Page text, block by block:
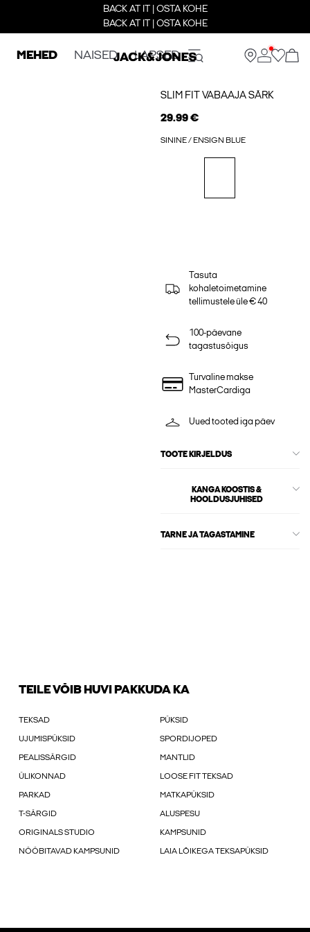
BACK AT IT | OSTA KOHE
BACK AT IT | OSTA KOHE
MEHED NAISED LAPSED
SLIM FIT VABAAJA SÄRK
29.99 €
SININE / ENSIGN BLUE
Tasuta
kohaletoimetamine
tellimustele üle € 40
100-päevane
tagastusõigus
Turvaline makse
MasterCardiga
Uued tooted iga päev
TOOTE KIRJELDUS
KANGA KOOSTIS &
HOOLDUSJUHISED
TARNE JA TAGASTAMINE
TEILE VÕIB HUVI PAKKUDA KA
TEKSAD PÜKSID
UJUMISPÜKSID SPORDIJOPED
PEALISSÄRGID MANTLID
ÜLIKONNAD LOOSE FIT TEKSAD
PARKAD MATKAPÜKSID
T-SÄRGID ALUSPESU
ORIGINALS STUDIO KAMPSUNID
NÖÖBITAVAD KAMPSUNID LAIA LÕIKEGA TEKSAPÜKSID